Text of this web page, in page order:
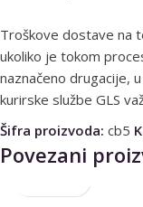
Troškove dostave na
ukoliko je tokom
naznačeno drugacije,
kurirske službe GLS
Šifra proizvoda: cb5
Povezani